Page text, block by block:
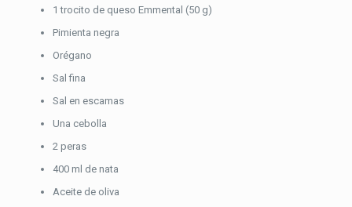
1 trocito de queso Emmental (50 g)
Pimienta negra
Orégano
Sal fina
Sal en escamas
Una cebolla
2 peras
400 ml de nata
Aceite de oliva